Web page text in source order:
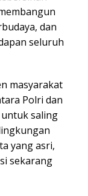
dan
seluruh
masyarakat
Polri dan
saling
yang asri,
sekarang